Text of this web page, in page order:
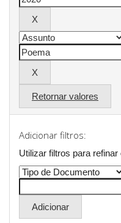
Retornar valores
Adicionar filtros:
Utilizar filtros para